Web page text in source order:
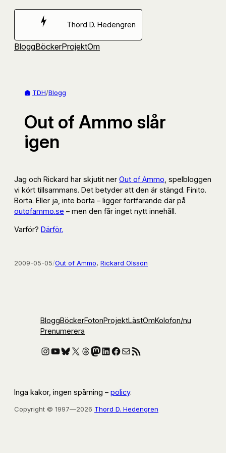
Hoppa
Thord D. Hedengren
BloggBöckerProjektOm
TDH/Blogg
Out of Ammo slår
igen
Jag och Rickard har skjutit ner Out of Ammo , spelbloggen
vi kört tillsammans. Det betyder att den är stängd. Finito.
Borta. Eller ja, inte borta – ligger fortfarande där på
outofammo.se – men den får inget nytt innehåll.
Varför? Därför.
2009-05-05/Out of Ammo, Rickard Olsson
BloggBöckerFotonProjektLästOmKolofon/nu
Prenumerera
Instagram
YouTube
Bluesky
X Threads
Mastodon
LinkedIn
Facebook
E-postRSS-flöde
Inga kakor, ingen spårning – policy.
Copyright © 1997—2026 Thord D. Hedengren